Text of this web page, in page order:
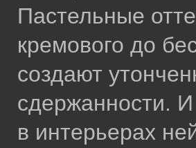
Пастельные
кремового до
создают
сдержанности.
в интерьерах